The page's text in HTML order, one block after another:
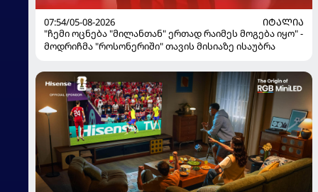
07:54/05-08-2026
ᲘᲢᲐᲚᲘᲐ
"ჩემი ოცნება "მილანთან" ერთად რაიმეს მოგება იყო" -
მოდრიჩმა "როსონერიში" თავის მისიაზე ისაუბრა